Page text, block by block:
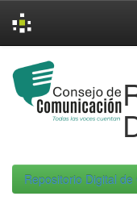
navigation
Repositorio Digital